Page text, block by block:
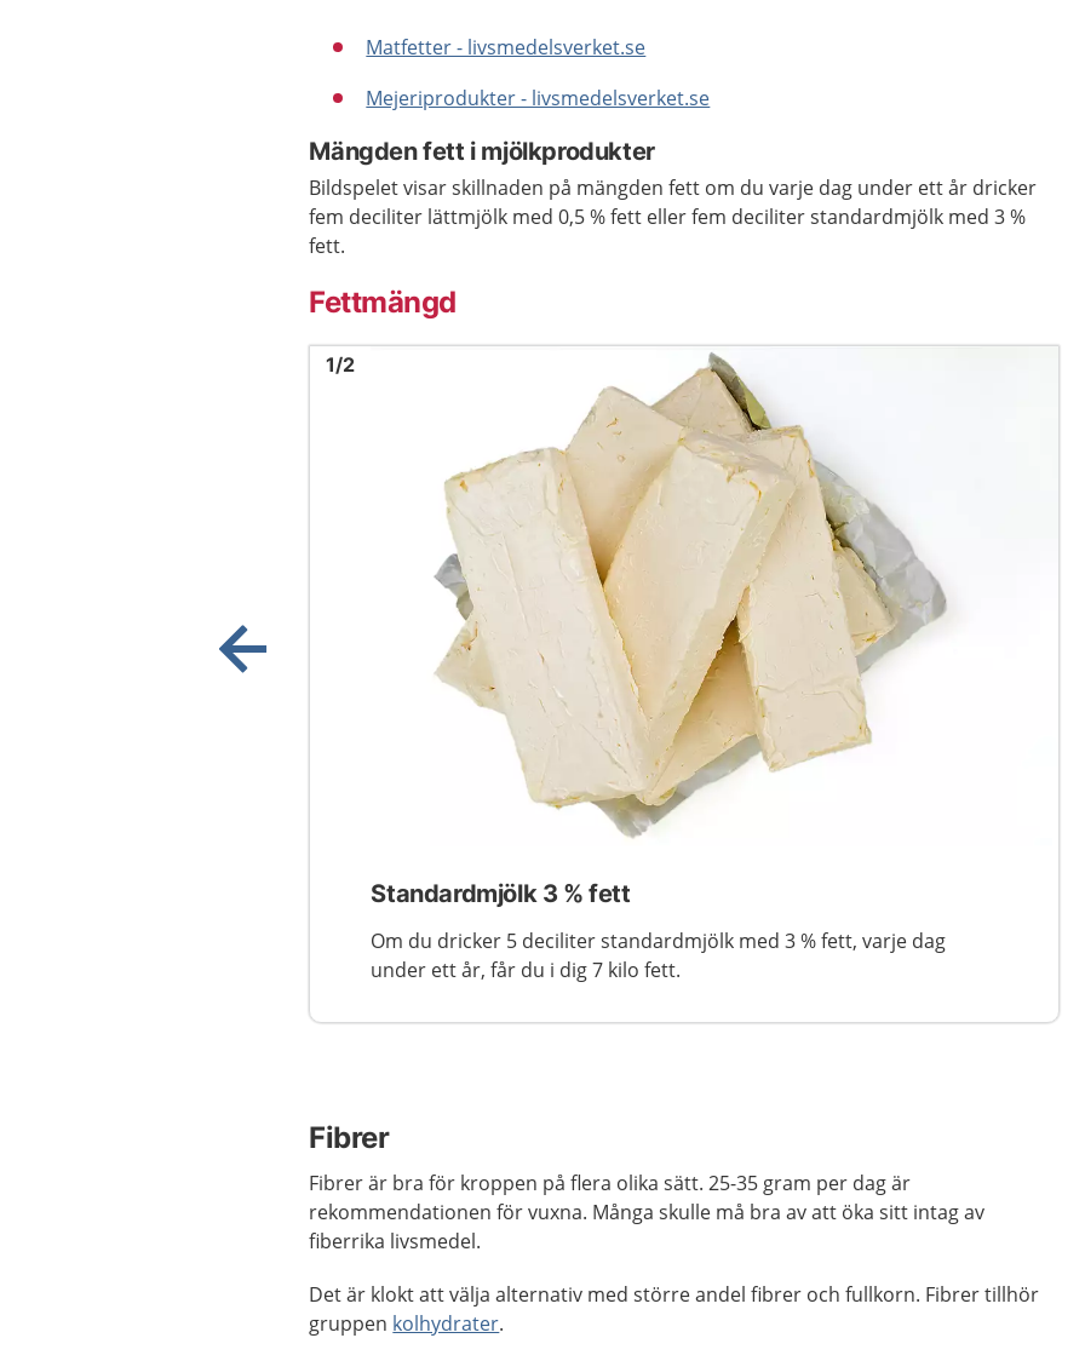
Matfetter - livsmedelsverket.se
Mejeriprodukter - livsmedelsverket.se
Mängden fett i mjölkprodukter
Bildspelet visar skillnaden på mängden fett om du varje dag under ett år dricker
fem deciliter lättmjölk med 0,5 % fett eller fem deciliter standardmjölk med 3 %
fett.
Fettmängd
Bild1
1/2
Standardmjölk 3 % fett
Om du dricker 5 deciliter standardmjölk med 3 % fett, varje dag
under ett år, får du i dig 7 kilo fett.
Visa föregående bild
Fibrer
Fibrer är bra för kroppen på flera olika sätt. 25-35 gram per dag är
rekommendationen för vuxna. Många skulle må bra av att öka sitt intag av
fiberrika livsmedel.
Det är klokt att välja alternativ med större andel fibrer och fullkorn. Fibrer tillhör
gruppen kolhydrater.